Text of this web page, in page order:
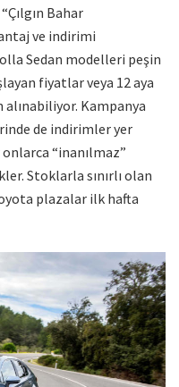
“Çılgın Bahar
ve indirimi
Sedan modelleri peşin
fiyatlar veya 12 aya
alınabiliyor. Kampanya
de indirimler yer
“inanılmaz”
Stoklarla sınırlı olan
plazalar ilk hafta